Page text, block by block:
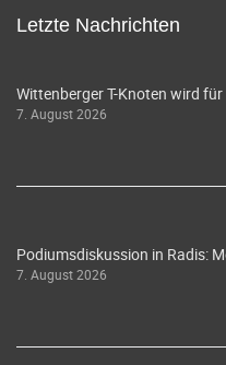
Letzte Nachrichten
Wittenberger T-Knoten wird
7. August 2026
Podiumsdiskussion in Radis:
7. August 2026